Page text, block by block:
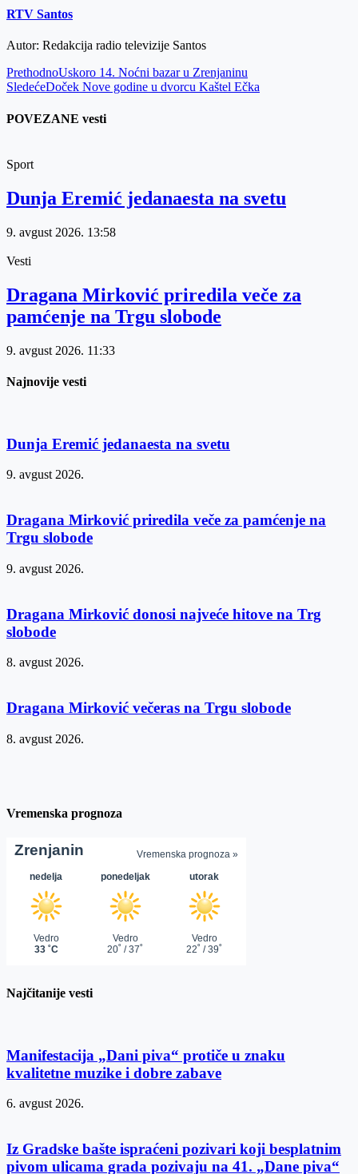
RTV Santos
Autor: Redakcija radio televizije Santos
PrethodnoUskoro 14. Noćni bazar u Zrenjaninu
SledećeDoček Nove godine u dvorcu Kaštel Ečka
POVEZANE vesti
Sport
Dunja Eremić jedanaesta na svetu
9. avgust 2026. 13:58
Vesti
Dragana Mirković priredila veče za
pamćenje na Trgu slobode
9. avgust 2026. 11:33
Najnovije vesti
Dunja Eremić jedanaesta na svetu
9. avgust 2026.
Dragana Mirković priredila veče za pamćenje na
Trgu slobode
9. avgust 2026.
Dragana Mirković donosi najveće hitove na Trg
slobode
8. avgust 2026.
Dragana Mirković večeras na Trgu slobode
8. avgust 2026.
Vremenska prognoza
Najčitanije vesti
Manifestacija „Dani piva“ protiče u znaku
kvalitetne muzike i dobre zabave
6. avgust 2026.
Iz Gradske bašte ispraćeni pozivari koji besplatnim
pivom ulicama grada pozivaju na 41. „Dane piva“